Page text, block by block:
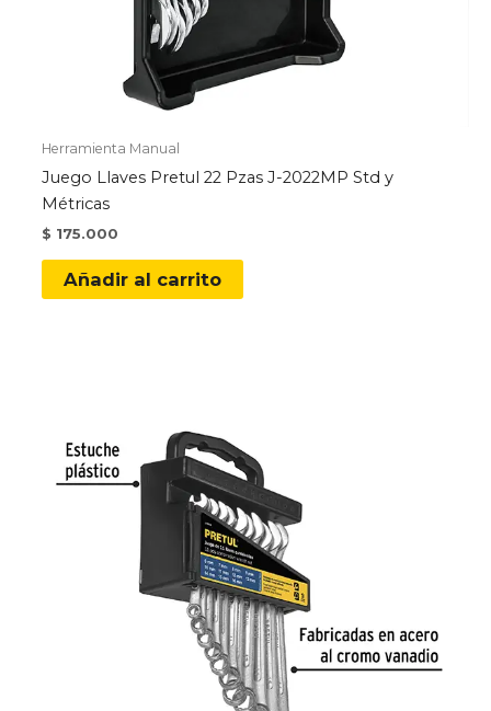
Herramienta Manual
Juego Llaves Pretul 22 Pzas J-2022MP Std y
Métricas
$ 175.000
Añadir al carrito